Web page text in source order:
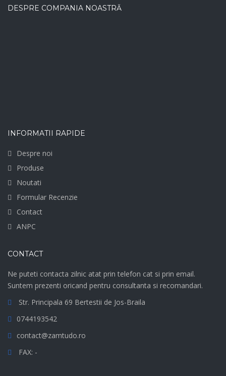
DESPRE COMPANIA NOASTRĂ
INFORMATII RAPIDE
Despre noi
Produse
Noutati
Formular Recenzie
Contact
ANPC
CONTACT
Ne puteti contacta zilnic atat prin telefon cat si prin email.
Suntem prezenti oricand pentru consultanta si recomandari.
Str. Principala 69 Bertestii de Jos-Braila
0744193542
contact@zamtudo.ro
FAX: -